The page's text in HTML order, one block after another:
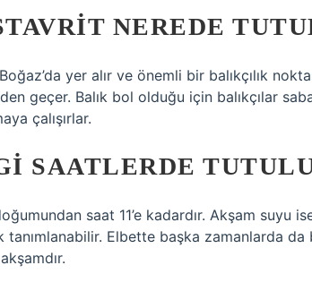
NEREDE
yer alır ve önemli bir balıkçılık
geçer. Balık bol olduğu için balıkçılar
çalışırlar.
SAATLERDE
saat 11’e kadardır. Akşam suyu
Elbette başka zamanlarda da